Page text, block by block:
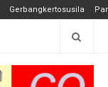
Gerbangkertosusila